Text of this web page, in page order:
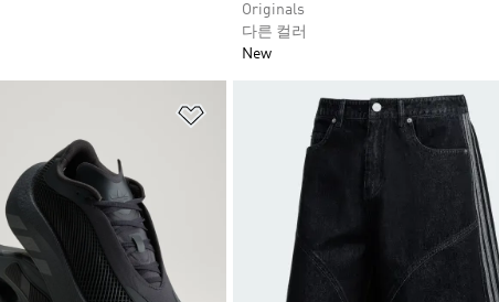
Originals
다른 컬러
New
위시리스트 담기